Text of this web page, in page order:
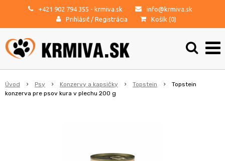
+421 902 794 355 - krmiva.sk
info@krmiva.sk
Prihlásiť / Registrácia Košík (0)
Úvod Psy Konzervy a kapsičky Topstein
Topstein
konzerva pre psov kura v plechu 200 g